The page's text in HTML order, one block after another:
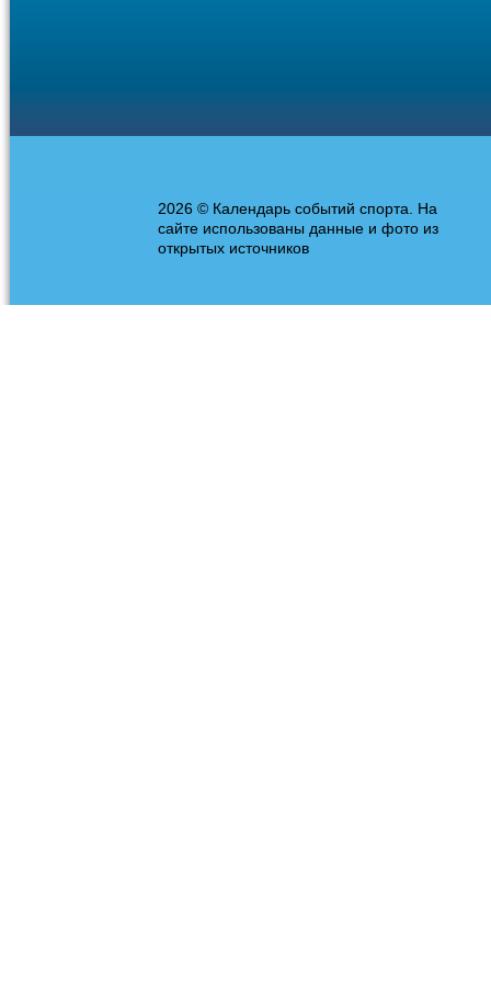
2026 © Календарь событий спорта. На
сайте использованы данные и фото из
открытых источников